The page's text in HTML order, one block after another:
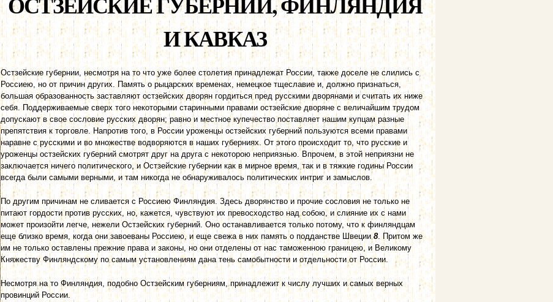
И КАВКАЗ
Остзейские губернии, несмотря на то что уже более столетия принадлежат России, также доселе не слились с
Россиею, но от причин других. Память о рыцарских временах, немецкое тщеславие и, должно признаться,
большая образованность заставляют остзейских дворян гордиться пред русскими дворянами и считать их ниже
себя. Поддерживаемые сверх того некоторыми старинными правами остзейские дворяне с величайшим трудом
допускают в свое сословие русских дворян; равно и местное купечество поставляет нашим купцам разные
препятствия к торговле. Напротив того, в России уроженцы остзейских губерний пользуются всеми правами
наравне с русскими и во множестве водворяются в наших губерниях. От этого происходит то, что русские и
уроженцы остзейских губерний смотрят друг на друга с некоторою неприязнью. Впрочем, в этой неприязни не
заключается ничего политического, и Остзейские губернии как в мирное время, так и в тяжкие годины России
всегда были самыми верными, и там никогда не обнаруживалось политических интриг и замыслов.
По другим причинам не сливается с Россиею Финляндия. Здесь дворянство и прочие сословия не только не
питают гордости против русских, но, кажется, чувствуют их превосходство над собою, и слияние их с нами
может произойти легче, нежели Остзейских губерний. Оно останавливается только потому, что к финляндцам
еще близко время, когда они завоеваны Россиею, и еще свежа в них память о подданстве Швеции8. Притом же
им не только оставлены прежние права и законы, но они отделены от нас таможенною границею, и Великому
Княжеству Финляндскому по самым установлениям дана тень самобытности и отдельности от России.
Несмотря на то Финляндия, подобно Остзейским губерниям, принадлежит к числу лучших и самых верных
провинций России.